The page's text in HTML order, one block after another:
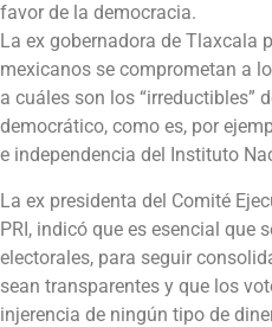
favor de la democracia.
La ex gobernadora de Tlaxcala
mexicanos se comprometan a
a cuáles son los “irreductibles”
democrático, como es, por
e independencia del Instituto
La ex presidenta del Comité
PRI, indicó que es esencial que
electorales, para seguir
sean transparentes y que los
injerencia de ningún tipo de